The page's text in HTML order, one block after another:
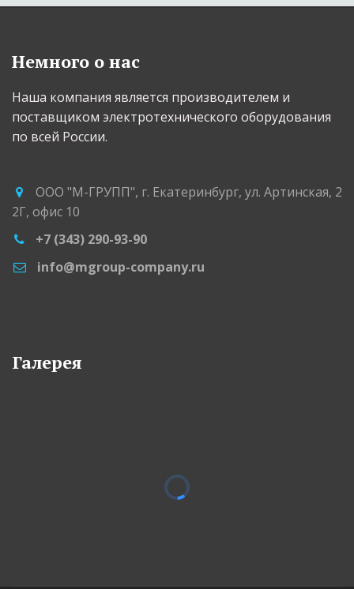
Немного о нас
Наша компания является производителем и
поставщиком электротехнического оборудования
по всей России.
ООО "М-ГРУПП", г. Екатеринбург, ул. Артинская, 2
2Г, офис 10
+7 (343) 290-93-90
info@mgroup-company.ru
Галерея